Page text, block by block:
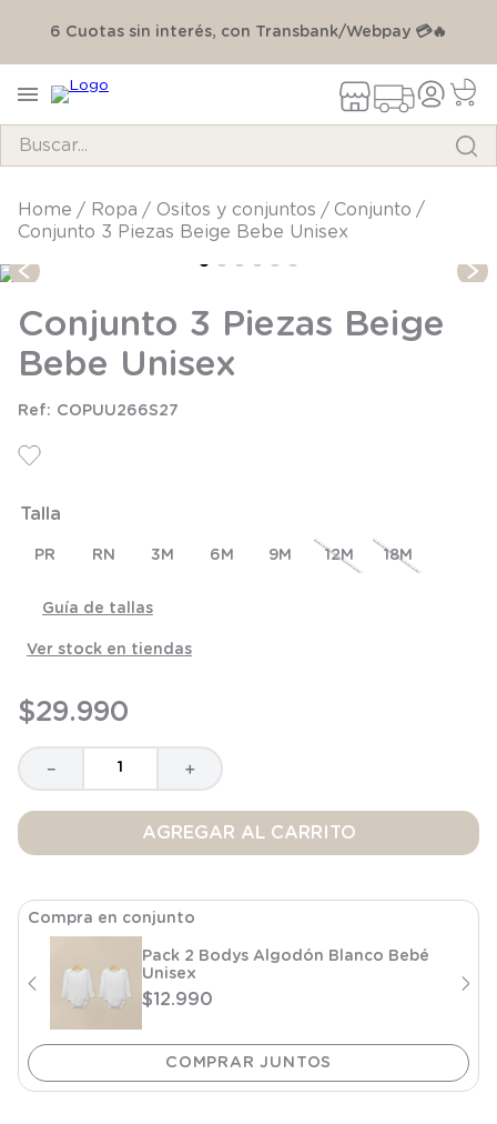
6 Cuotas sin interés, con Transbank/Webpay 💳🔥
ropa ositos y conjuntos
conjunto
Conjunto 3 Piezas Beige Bebe Unisex
Conjunto 3 Piezas Beige
Bebe Unisex
COPUU266S27
Talla
PR RN 3M 6M 9M 12M 18M
Guía de tallas
Ver stock en tiendas
$29.990
＋
－
AGREGAR AL CARRITO
Compra en conjunto
Pack 2 Bodys Algodón Blanco Bebé
Unisex
$12.990
TÉRMINOS MÁS BUSCADOS
3.
zapatillas
4.
body
5
manta
8.
9.
saco